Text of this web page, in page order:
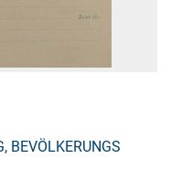
BEVÖLKERUNGS